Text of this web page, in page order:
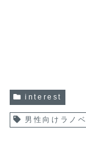
interest
男性向けラノベ